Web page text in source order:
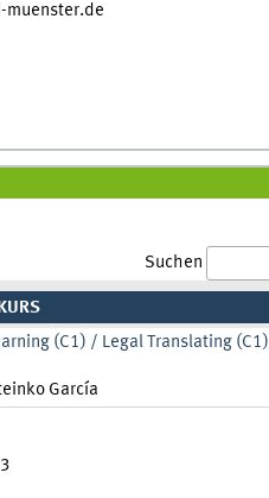
muenster.de
Suchen
KURS
(C1) / Legal Translating (C1)
García